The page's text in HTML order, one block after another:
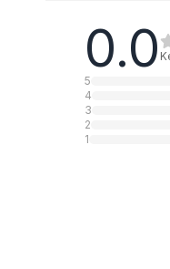
1
0.0
5
4
3
2
1